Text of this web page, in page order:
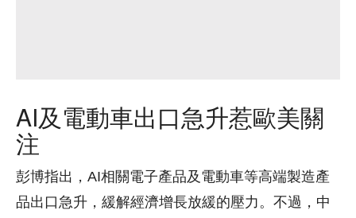
AI及電動車出口急升惹歐美關
注
彭博指出，AI相關電子產品及電動車等高端製造產
品出口急升，緩解經濟增長放緩的壓力。不過，中